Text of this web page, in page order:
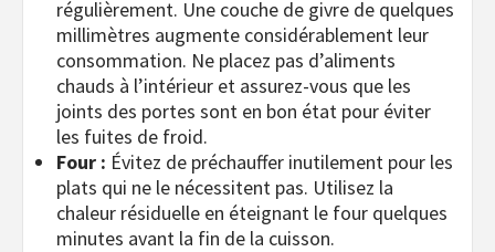
régulièrement. Une couche de givre de quelques
millimètres augmente considérablement leur
consommation. Ne placez pas d’aliments
chauds à l’intérieur et assurez-vous que les
joints des portes sont en bon état pour éviter
les fuites de froid.
Four : Évitez de préchauffer inutilement pour les
plats qui ne le nécessitent pas. Utilisez la
chaleur résiduelle en éteignant le four quelques
minutes avant la fin de la cuisson.